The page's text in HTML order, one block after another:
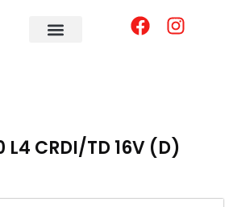
L4 CRDI/TD 16V (D)